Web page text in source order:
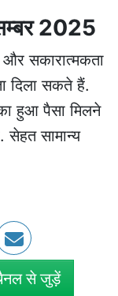
2025
और सकारात्मकता
दिला सकते हैं.
हुआ पैसा मिलने
सेहत सामान्य
से जुड़ें